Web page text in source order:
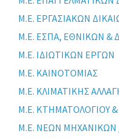
Μ.Ε. ΕΡΓΑΣΙΑΚΩΝ
Μ.Ε. ΕΣΠΑ, ΕΘΝΙΚΩΝ
Μ.Ε. ΙΔΙΩΤΙΚΩΝ ΕΡΓΩΝ
Μ.Ε. ΚΑΙΝΟΤΟΜΙΑΣ
Μ.Ε. ΚΛΙΜΑΤΙΚΗΣ
Μ.Ε. ΚΤΗΜΑΤΟΛΟΓΙΟΥ
Μ.Ε. ΝΕΩΝ ΜΗΧΑΝΙΚΩΝ